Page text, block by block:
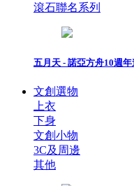
滾石聯名系列
五月天 - 諾亞方舟10週
文創選物
上衣
下身
文創小物
3C及周邊
其他